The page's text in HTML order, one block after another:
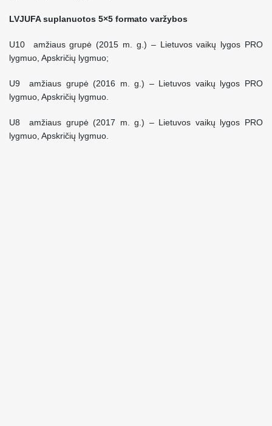
LVJUFA suplanuotos 5×5 formato varžybos
U10 amžiaus grupė (2015 m. g.) – Lietuvos vaikų lygos PRO
lygmuo, Apskričių lygmuo;
U9 amžiaus grupė (2016 m. g.) – Lietuvos vaikų lygos PRO
lygmuo, Apskričių lygmuo.
U8 amžiaus grupė (2017 m. g.) – Lietuvos vaikų lygos PRO
lygmuo, Apskričių lygmuo.